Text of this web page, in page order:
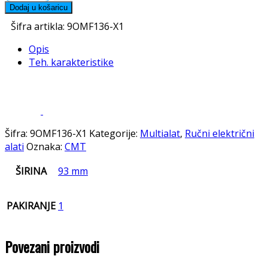
Dodaj u košaricu
Šifra artikla: 9OMF136-X1
Opis
Teh. karakteristike
Šifra: 9OMF136-X1 Kategorije: Multialat, Ručni električni
alati Oznaka: CMT
ŠIRINA
93 mm
PAKIRANJE 1
Povezani proizvodi